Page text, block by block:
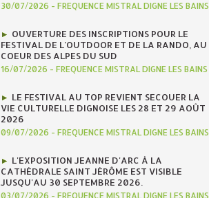
30/07/2026 - FREQUENCE MISTRAL DIGNE LES BAINS
OUVERTURE DES INSCRIPTIONS POUR LE
FESTIVAL DE L'OUTDOOR ET DE LA RANDO, AU
COEUR DES ALPES DU SUD
16/07/2026 - FREQUENCE MISTRAL DIGNE LES BAINS
LE FESTIVAL AU TOP REVIENT SECOUER LA
VIE CULTURELLE DIGNOISE LES 28 ET 29 AOÛT
2026
09/07/2026 - FREQUENCE MISTRAL DIGNE LES BAINS
L'EXPOSITION JEANNE D'ARC À LA
CATHÉDRALE SAINT JÉRÔME EST VISIBLE
JUSQU'AU 30 SEPTEMBRE 2026.
03/07/2026 - FREQUENCE MISTRAL DIGNE LES BAINS